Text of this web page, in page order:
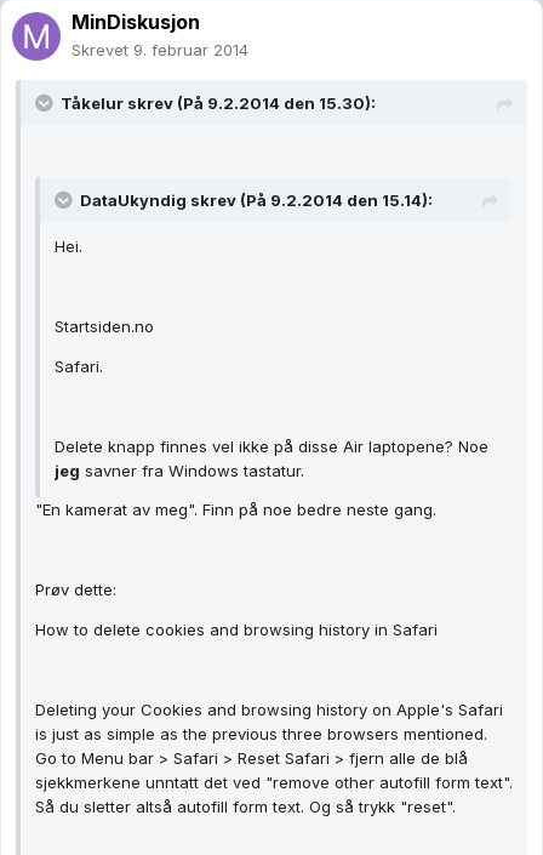
MinDiskusjon
Skrevet 9. februar 2014
Tåkelur skrev (På 9.2.2014 den 15.30):
DataUkyndig skrev (På 9.2.2014 den 15.14):
Hei.
Startsiden.no
Safari.
Delete knapp finnes vel ikke på disse Air laptopene? Noe
jeg savner fra Windows tastatur.
"En kamerat av meg". Finn på noe bedre neste gang.
Prøv dette:
How to delete cookies and browsing history in Safari
Deleting your Cookies and browsing history on Apple's Safari
is just as simple as the previous three browsers mentioned.
Go to Menu bar > Safari > Reset Safari > fjern alle de blå
sjekkmerkene unntatt det ved "remove other autofill form text".
Så du sletter altså autofill form text. Og så trykk "reset".